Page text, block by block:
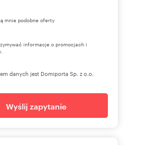
mnie podobne oferty
informacje o promocjach i
danych jest Domiporta Sp. z o.o.
Wyślij zapytanie